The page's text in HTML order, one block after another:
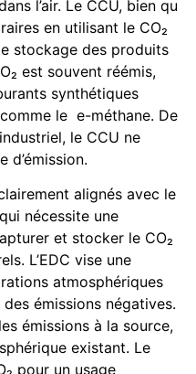
l’air. Le CCU, bien qu
en utilisant le CO₂
stockage des produits
est souvent réémis,
synthétiques
le e-méthane. De
le CCU ne
d’émission.
alignés avec le
nécessite une
et stocker le CO₂
L’EDC vise une
atmosphériques
émissions négatives.
émissions à la source,
existant. Le
pour un usage